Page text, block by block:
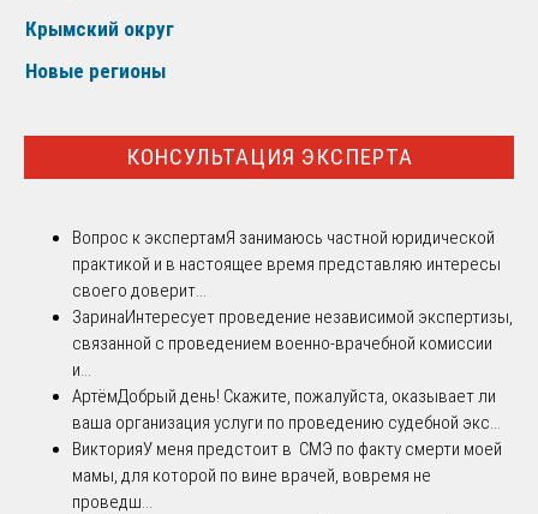
Крымский округ
Новые регионы
КОНСУЛЬТАЦИЯ ЭКСПЕРТА
Вопрос к экспертамЯ занимаюсь частной юридической
практикой и в настоящее время представляю интересы
своего доверит...
ЗаринаИнтересует проведение независимой экспертизы,
связанной с проведением военно-врачебной комиссии
и...
АртёмДобрый день! Скажите, пожалуйста, оказывает ли
ваша организация услуги по проведению судебной экс...
ВикторияУ меня предстоит в СМЭ по факту смерти моей
мамы, для которой по вине врачей, вовремя не
проведш...